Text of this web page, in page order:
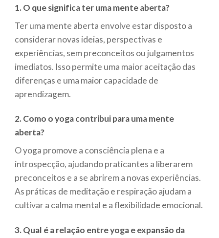
1. O que significa ter uma mente aberta?
Ter uma mente aberta envolve estar disposto a
considerar novas ideias, perspectivas e
experiências, sem preconceitos ou julgamentos
imediatos. Isso permite uma maior aceitação das
diferenças e uma maior capacidade de
aprendizagem.
2. Como o yoga contribui para uma mente
aberta?
O yoga promove a consciência plena e a
introspecção, ajudando praticantes a liberarem
preconceitos e a se abrirem a novas experiências.
As práticas de meditação e respiração ajudam a
cultivar a calma mental e a flexibilidade emocional.
3. Qual é a relação entre yoga e expansão da